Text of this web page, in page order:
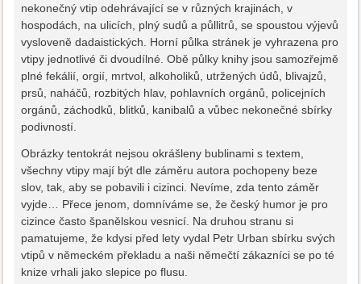
nekonečný vtip odehrávající se v různých krajinách, v
hospodách, na ulicích, plný sudů a půllitrů, se spoustou výjevů
vysloveně dadaistických. Horní půlka stránek je vyhrazena pro
vtipy jednotlivé či dvoudílné. Obě půlky knihy jsou samozřejmě
plné fekálií, orgií, mrtvol, alkoholiků, utržených údů, blivajzů,
prsů, naháčů, rozbitých hlav, pohlavních orgánů, policejních
orgánů, záchodků, blitků, kanibalů a vůbec nekonečné sbírky
podivností.
Obrázky tentokrát nejsou okrášleny bublinami s textem,
všechny vtipy mají být dle záměru autora pochopeny beze
slov, tak, aby se pobavili i cizinci. Nevíme, zda tento záměr
vyjde… Přece jenom, domníváme se, že český humor je pro
cizince často španělskou vesnicí. Na druhou stranu si
pamatujeme, že kdysi před lety vydal Petr Urban sbírku svých
vtipů v německém překladu a naši němečtí zákazníci se po té
knize vrhali jako slepice po flusu.